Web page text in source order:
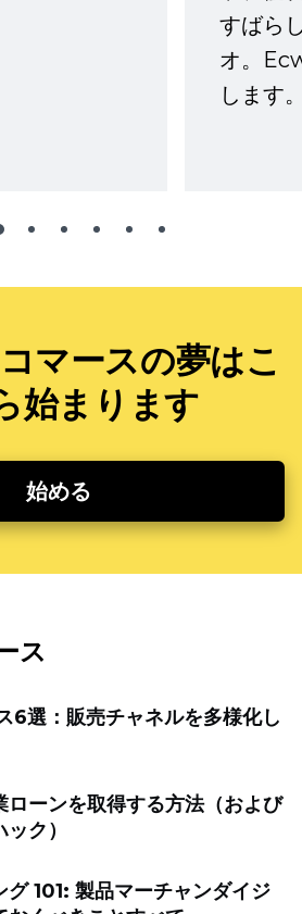
すばら
オ。
します
マースの夢はこ
始まります
始める
ス
6選：販売チャネルを多様化し
ローンを取得する方法（および
ク）
グ 101: 製品マーチャンダイジ